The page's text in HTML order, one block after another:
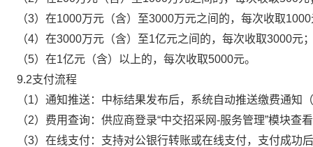
（3）在1000万元（含）至3000万元之间的，每次收取
（4）在3000万元（含）至1亿元之间的，每次收取3000元
（5）在1亿元（含）以上的，每次收取5000元。
9.2支付流程
（1）通知推送：中标结果发布后，系统自动推送缴费通知
（2）费用查询：供应商登录“中交招采网-服务管理”模块查
（3）在线支付：支持对公银行转账或在线支付，支付成功